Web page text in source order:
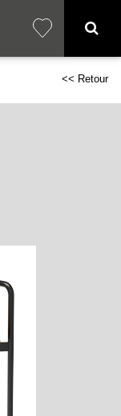
<< Retour